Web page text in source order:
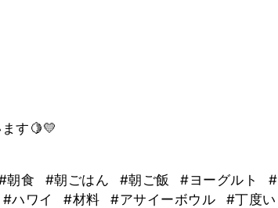
す🍋💛
朝食 #朝ごはん #朝ご飯 #ヨーグルト
#
#ハワイ #材料 #アサイーボウル
#丁度い